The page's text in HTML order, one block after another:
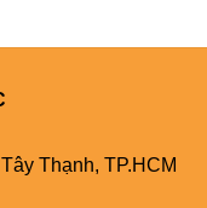
Thạnh, TP.HCM